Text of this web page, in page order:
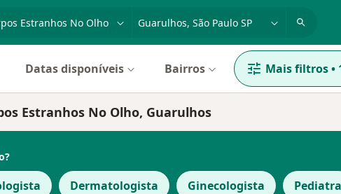
Datas disponíveis Bairros Mais filtros•
Estranhos No Olho, Guarulhos
Dermatologista Ginecologista Pediatra